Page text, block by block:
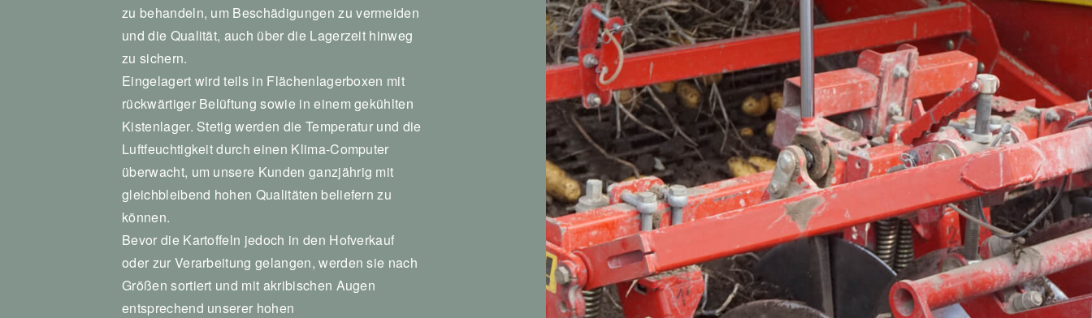
zu behandeln, um Beschädigungen zu vermeiden
und die Qualität, auch über die Lagerzeit hinweg
zu sichern.
Eingelagert wird teils in Flächenlagerboxen mit
rückwärtiger Belüftung sowie in einem gekühlten
Kistenlager. Stetig werden die Temperatur und die
Luftfeuchtigkeit durch einen Klima-Computer
überwacht, um unsere Kunden ganzjährig mit
gleichbleibend hohen Qualitäten beliefern zu
können.
Bevor die Kartoffeln jedoch in den Hofverkauf
oder zur Verarbeitung gelangen, werden sie nach
Größen sortiert und mit akribischen Augen
entsprechend unserer hohen